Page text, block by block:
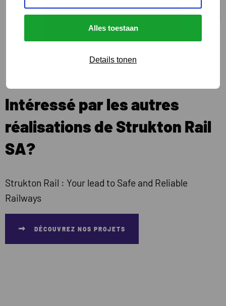
Alles toestaan
Details tonen
Le project Ponts Vierendeel
Intéressé par les autres
réalisations de Strukton Rail
SA?
Strukton Rail : Your lead to Safe and Reliable
Railways
DÉCOUVREZ NOS PROJETS